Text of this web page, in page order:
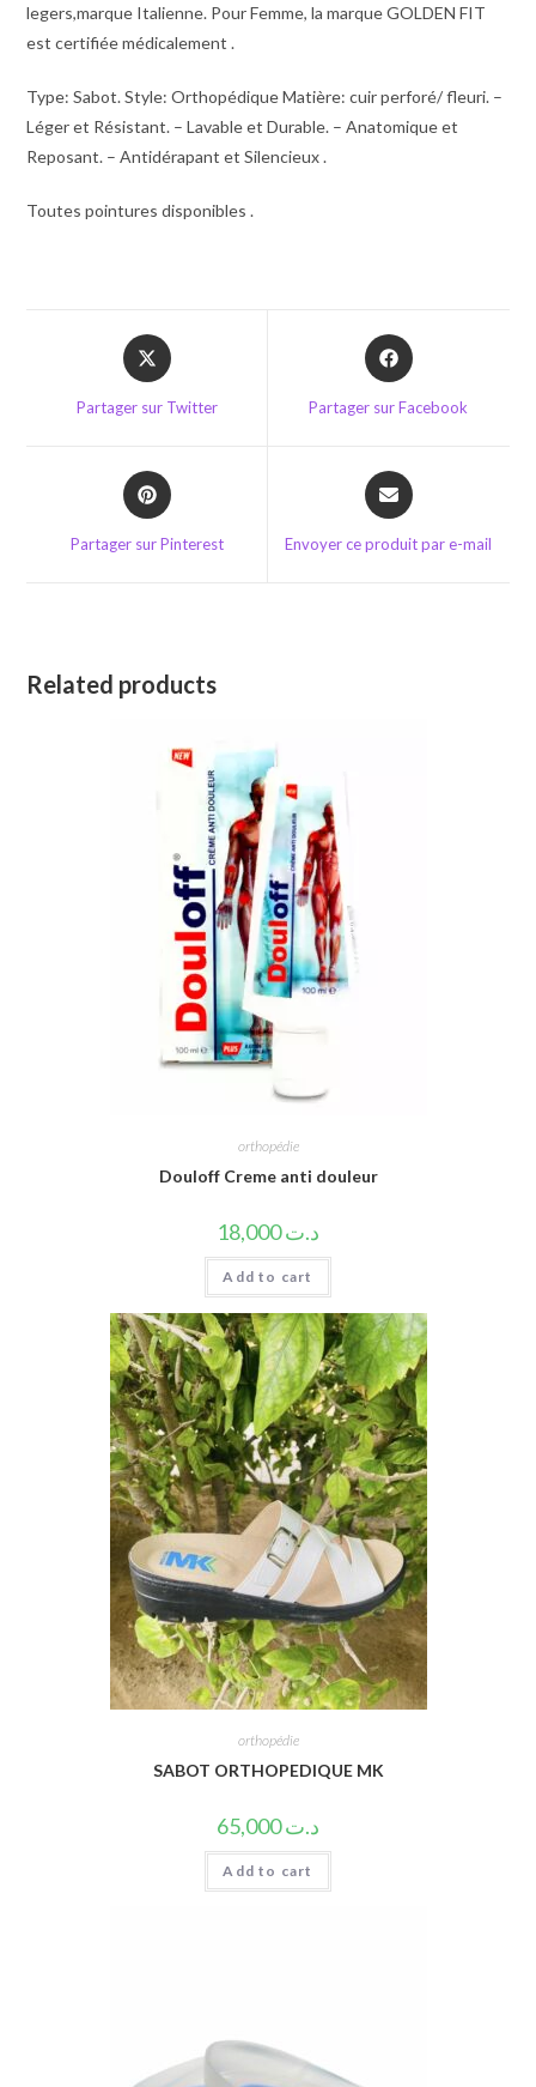
legers,marque Italienne. Pour Femme, la marque GOLDEN FIT
est certifiée médicalement .
Type: Sabot. Style: Orthopédique Matière: cuir perforé/ fleuri. –
Léger et Résistant. – Lavable et Durable. – Anatomique et
Reposant. – Antidérapant et Silencieux .
Toutes pointures disponibles .
Opens
in
new
Partager sur Twitter
Opens
in
Partager sur Facebook
Opens
in
Partager sur Pinterest
Opens
in
new
Envoyer ce produit par e-mail
Related products
orthopédie
Douloff Creme anti douleur
د.ت18,000
Add to cart
orthopédie
SABOT ORTHOPEDIQUE MK
د.ت65,000
Add to cart